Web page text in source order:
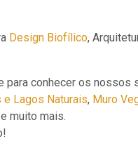
Design Biofílico,
para conhecer os nossos
e Lagos Naturais, Muro
e muito mais.